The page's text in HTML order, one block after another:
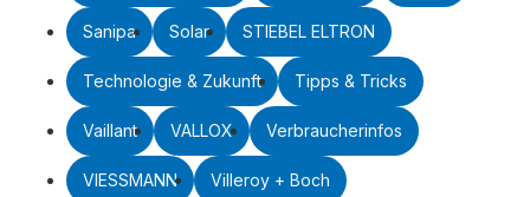
Sanipa Solar STIEBEL ELTRON
Technologie & Zukunft Tipps & Tricks
Vaillant VALLOX Verbraucherinfos
VIESSMANN Villeroy + Boch